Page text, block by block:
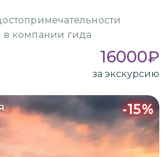
в компании гида
16000₽
за экскурсию
-15%